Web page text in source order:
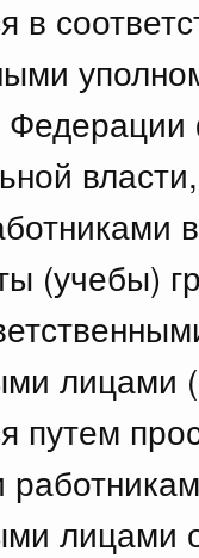
в
(учебы)
лицами
путем
лицами